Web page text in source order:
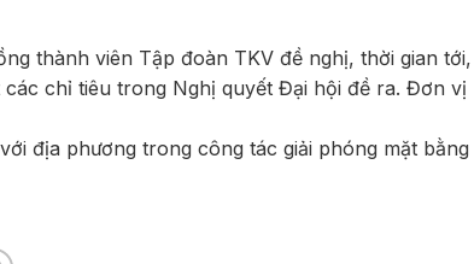
thành viên Tập đoàn TKV đề nghị, thời gian tới,
chỉ tiêu trong Nghị quyết Đại hội đề ra. Đơn vị
địa phương trong công tác giải phóng mặt bằng